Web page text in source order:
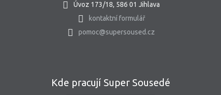
Úvoz 173/18, 586 01 Jihlava
kontaktní formulář
pomoc@supersoused.cz
Kde pracují Super Sousedé